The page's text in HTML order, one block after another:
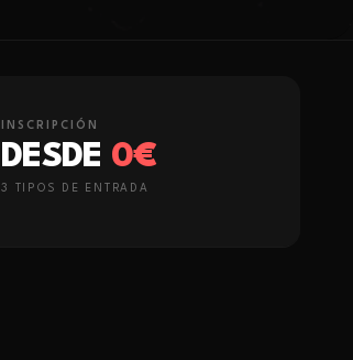
INSCRIPCIÓN
DESDE 0€
3 TIPO S DE ENTRADA